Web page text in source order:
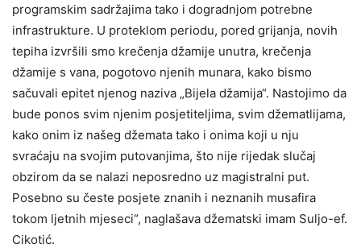
programskim sadržajima tako i dogradnjom potrebne
infrastrukture. U proteklom periodu, pored grijanja, novih
tepiha izvršili smo krečenja džamije unutra, krečenja
džamije s vana, pogotovo njenih munara, kako bismo
sačuvali epitet njenog naziva „Bijela džamija“. Nastojimo da
bude ponos svim njenim posjetiteljima, svim džematlijama,
kako onim iz našeg džemata tako i onima koji u nju
svraćaju na svojim putovanjima, što nije rijedak slučaj
obzirom da se nalazi neposredno uz magistralni put.
Posebno su česte posjete znanih i neznanih musafira
tokom ljetnih mjeseci“, naglašava džematski imam Suljo-ef.
Cikotić.